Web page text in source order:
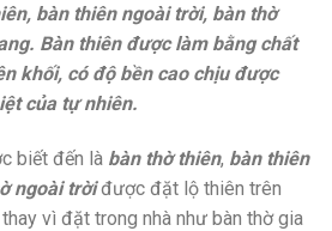
bàn thiên ngoài trời, bàn thờ
Bàn thiên được làm bằng chất
khối, có độ bền cao chịu được
của tự nhiên.
biết đến là bàn thờ thiên, bàn thiên
ngoài trờiđược đặt lộ thiên trên
vì đặt trong nhà như bàn thờ gia